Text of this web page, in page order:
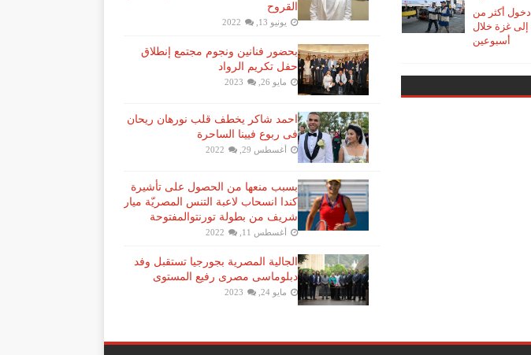
أكثر من
إلى غزة خلال
أسبوعين
القروح
يونيو 13, 2022
بحضور فنانين ونجوم مجتمع إنطلاق
حفل تكريم الرواد
مايو 26, 2023
احمد شاكر يخطف قلب نورهان ريحان
فى ربوع فيينا الساحرة
أغسطس 29, 2022
بسبب منعها من الحصول على تأشيرة
كندا انسحاب لاعبة ​التنس​ المصريّة ​ميار
شريف​ من بطولة ​تورنتو​المفتوحة
أغسطس 11, 2022
الجالية المصرية بجورجيا تستقبل وفد
دبلوماسى مصرى رفيع المستوى
مايو 24, 2023